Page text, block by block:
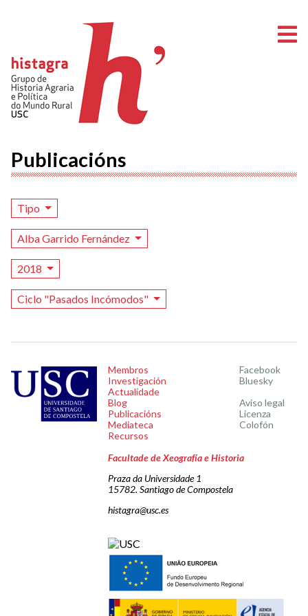
Publicacións
Tipo
Alba Garrido Fernández
2018
Ciclo "Pasados Incómodos"
Membros
Investigación
Actualidade
Blog
Publicacións
Mediateca
Recursos
Facebook
Bluesky
Aviso legal
Licenza
Colofón
Facultade de Xeografía e Historia
Praza da Universidade 1
15782. Santiago de Compostela
histagra@usc.es